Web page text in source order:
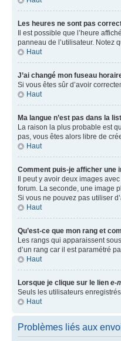
Les heures ne sont pas
Il est possible que l’heure
panneau de l’utilisateur. Notez
Haut
J’ai changé mon fuseau
Si vous êtes sûr d’avoir
Haut
Ma langue n’est pas dans la
La raison la plus probable est
pas, vous êtes alors libre de
Haut
Comment puis-je afficher une
Il peut y avoir deux images
forum. La seconde, une image
Si vous ne pouvez pas utiliser
Haut
Qu’est-ce que mon rang et
Les rangs qui apparaissent
d’un rang car il est paramétré
Haut
Lorsque je clique sur le lien e-
Seuls les utilisateurs
Haut
Problèmes liés aux